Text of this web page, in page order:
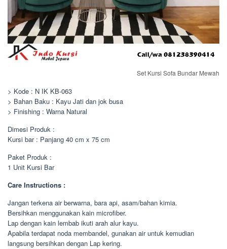
Set Kursi Sofa Bundar Mewah
> Kode : N IK KB-063
> Bahan Baku : Kayu Jati dan jok busa
> Finishing : Warna Natural
Dimesi Produk :
Kursi bar : Panjang 40 cm x 75 cm
Paket Produk :
1 Unit Kursi Bar
Care Instructions :
Jangan terkena air berwarna, bara api, asam/bahan kimia.
Bersihkan menggunakan kain microfiber.
Lap dengan kain lembab ikuti arah alur kayu.
Apabila terdapat noda membandel, gunakan air untuk kemudian
langsung bersihkan dengan Lap kering.